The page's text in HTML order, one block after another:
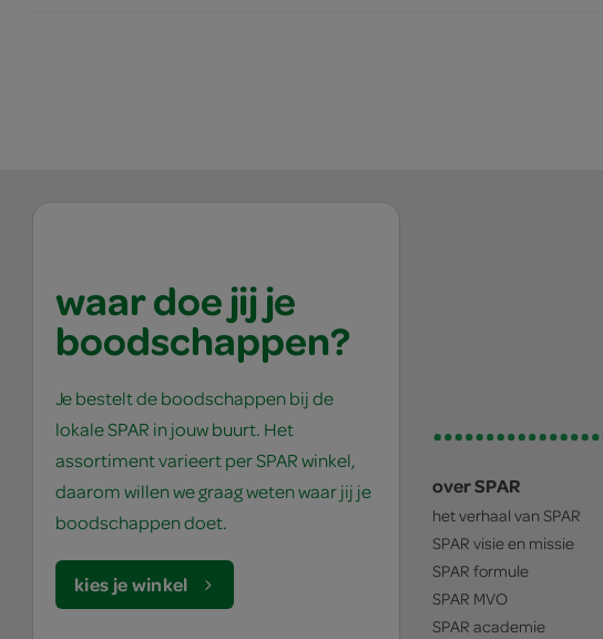
waar doe jij je
boodschappen?
Je bestelt de boodschappen bij de
lokale SPAR in jouw buurt. Het
assortiment varieert per SPAR winkel,
daarom willen we graag weten waar jij je
boodschappen doet.
kies je winkel
over SPAR
het verhaal van SPAR
SPAR visie en missie
SPAR formule
SPAR MVO
SPAR academie